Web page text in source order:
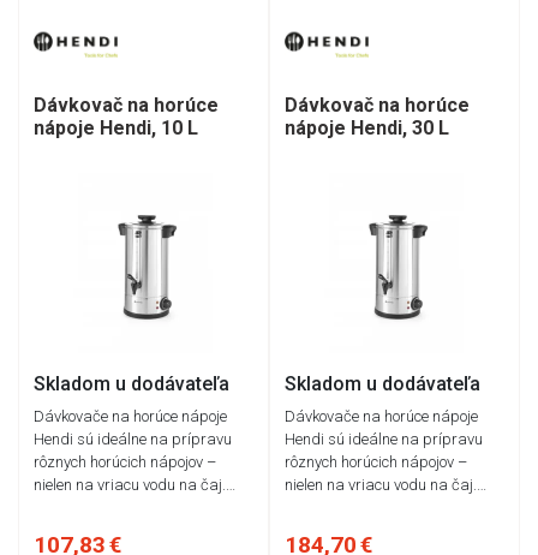
Dávkovač na horúce
nápoje Hendi, 10 L
Skladom u dodávateľa
Dávkovače na horúce nápoje
Hendi sú ideálne na prípravu
rôznych horúcich nápojov –
nielen na vriacu vodu na čaj.…
107,83 €
Dávkovač na horúce
nápoje Hendi, 30 L
Skladom u dodávateľa
Dávkovače na horúce nápoje
Hendi sú ideálne na prípravu
rôznych horúcich nápojov –
nielen na vriacu vodu na čaj.…
184,70 €